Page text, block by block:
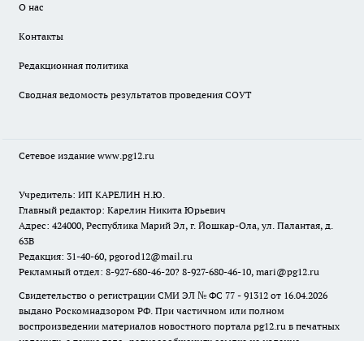
О нас
Контакты
Редакционная политика
Сводная ведомость результатов проведения СОУТ
Сетевое издание www.pg12.ru
Учредитель: ИП КАРЕЛИН Н.Ю.
Главный редактор: Карелин Никита Юрьевич
Адрес: 424000, Республика Марий Эл, г. Йошкар-Ола, ул. Палантая, д.
63В
Редакция: 31-40-60, pgorod12@mail.ru
Рекламный отдел: 8-927-680-46-20? 8-927-680-46-10, mari@pg12.ru
Свидетельство о регистрации СМИ ЭЛ № ФС 77 - 91312 от 16.04.2026
выдано Роскомнадзором РФ. При частичном или полном
воспроизведении материалов новостного портала pg12.ru в печатных